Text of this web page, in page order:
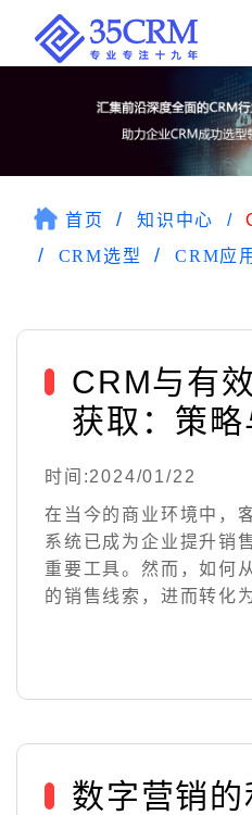
首页 知识中心
CRM选型
CRM应用
CRM与有
获取：策略
时间:2024/01/22
在当今的商业环境中，
系统已成为企业提升销
重要工具。然而，如何
的销售线索，进而转化
数字营销